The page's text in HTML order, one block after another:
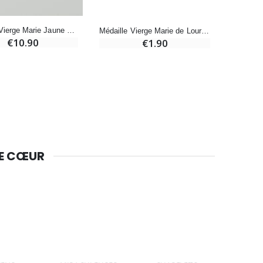
Médaille Vierge Marie Jaune & Eau de Lourdes
€10.90
Médaille Vierge Marie de Lourdes 8 mm - Violette
€1.90
CŒUR